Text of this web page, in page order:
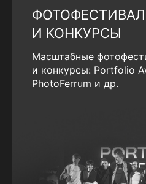
И КОНКУРСЫ
Масштабные
и конкурсы: Portfolio
PhotoFerrum и др.